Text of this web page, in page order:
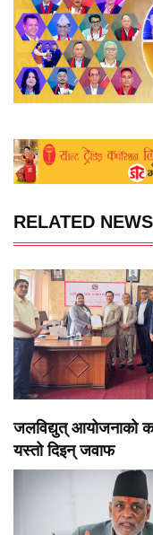
RELATED NEWS
जलविद्युत् आयोजनाको
यस्तो दिइन् जवाफ